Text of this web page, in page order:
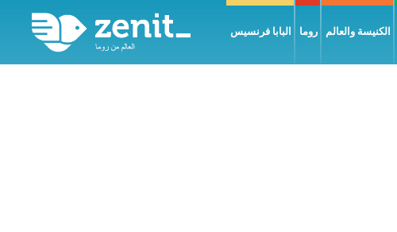
البابا فرنسيس روما الكنيسة والعالم